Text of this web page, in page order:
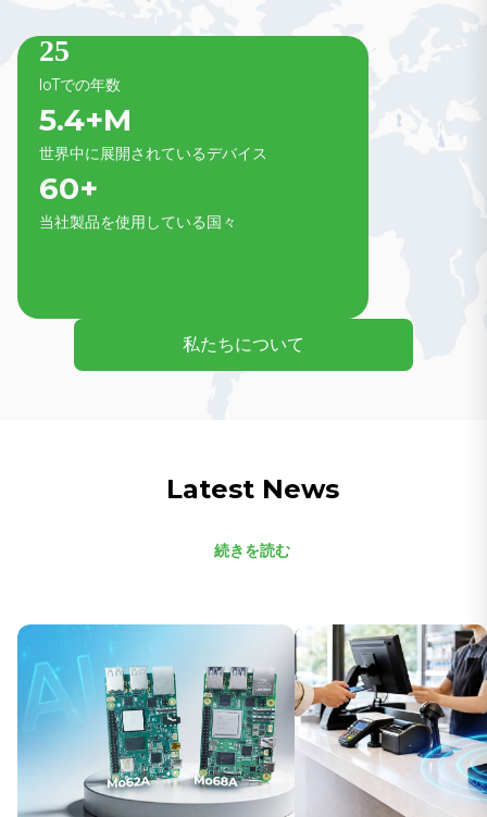
loTでの年数
25
世界中に展開されているデバイス
5.4+M
当社製品を使用している国々
60+
私たちについて
Latest News
続きを読む